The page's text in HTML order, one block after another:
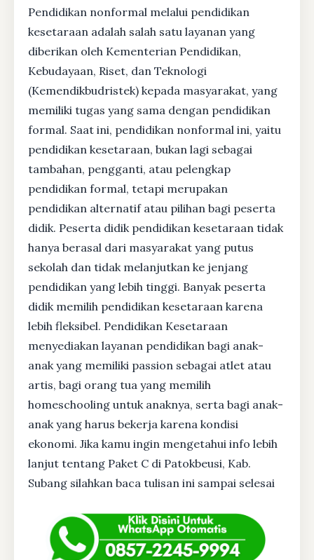
Pendidikan nonformal melalui pendidikan
kesetaraan adalah salah satu layanan yang
diberikan oleh Kementerian Pendidikan,
Kebudayaan, Riset, dan Teknologi
(Kemendikbudristek) kepada masyarakat, yang
memiliki tugas yang sama dengan pendidikan
formal. Saat ini, pendidikan nonformal ini, yaitu
pendidikan kesetaraan, bukan lagi sebagai
tambahan, pengganti, atau pelengkap
pendidikan formal, tetapi merupakan
pendidikan alternatif atau pilihan bagi peserta
didik. Peserta didik pendidikan kesetaraan tidak
hanya berasal dari masyarakat yang putus
sekolah dan tidak melanjutkan ke jenjang
pendidikan yang lebih tinggi. Banyak peserta
didik memilih pendidikan kesetaraan karena
lebih fleksibel. Pendidikan Kesetaraan
menyediakan layanan pendidikan bagi anak-
anak yang memiliki passion sebagai atlet atau
artis, bagi orang tua yang memilih
homeschooling untuk anaknya, serta bagi anak-
anak yang harus bekerja karena kondisi
ekonomi. Jika kamu ingin mengetahui info lebih
lanjut tentang Paket C di Patokbeusi, Kab.
Subang silahkan baca tulisan ini sampai selesai